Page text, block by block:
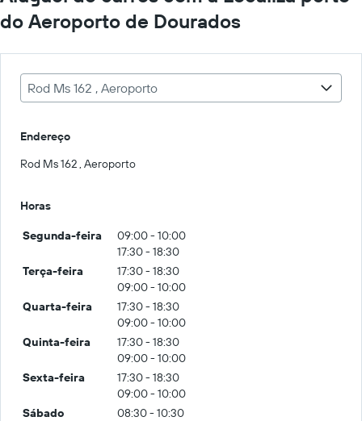
do Aeroporto de Dourados
Rod Ms 162 , Aeroporto
Endereço
Rod Ms 162 , Aeroporto
Horas
Segunda-feira
09:00 - 10:00
17:30 - 18:30
Terça-feira
17:30 - 18:30
09:00 - 10:00
Quarta-feira
17:30 - 18:30
09:00 - 10:00
Quinta-feira
17:30 - 18:30
09:00 - 10:00
Sexta-feira
17:30 - 18:30
09:00 - 10:00
Sábado
08:30 - 10:30